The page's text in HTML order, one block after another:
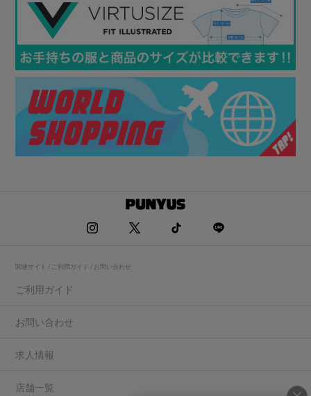
関連サイト / ご利用ガイド / お問い合わせ
ご利用ガイド
お問い合わせ
求人情報
店舗一覧